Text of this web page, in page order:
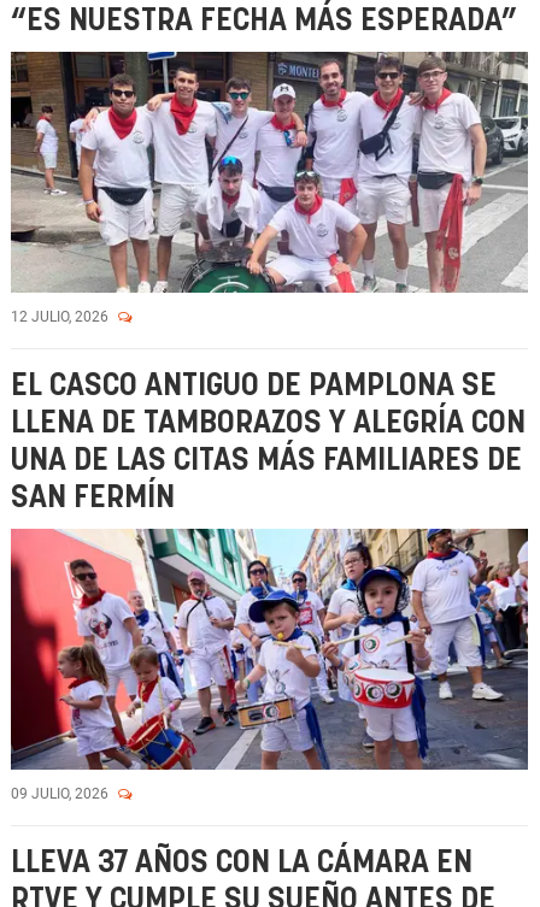
“ES NUESTRA FECHA MÁS ESPERADA”
12 JULIO, 2026
EL CASCO ANTIGUO DE PAMPLONA SE
LLENA DE TAMBORAZOS Y ALEGRÍA CON
UNA DE LAS CITAS MÁS FAMILIARES DE
SAN FERMÍN
09 JULIO, 2026
LLEVA 37 AÑOS CON LA CÁMARA EN
RTVE Y CUMPLE SU SUEÑO ANTES DE